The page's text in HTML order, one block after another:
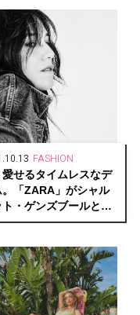
FASHION
愛せるタイムレスなデ
。「ZARA」がシャル
ト・ゲンズブールとの
スクルーシブ コレクシ